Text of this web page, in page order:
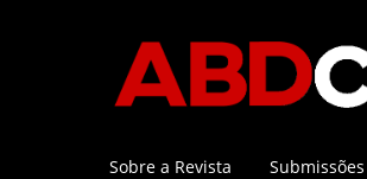
Sobre a Revista Submissões